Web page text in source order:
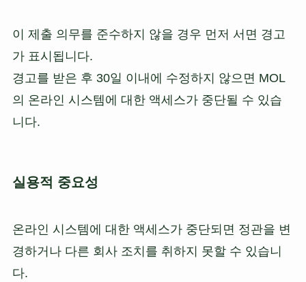
이 제출 의무를 준수하지 않을 경우 먼저 서면 경고
가 표시됩니다.
경고를 받은 후 30일 이내에 수정하지 않으면 MOL
의 온라인 시스템에 대한 액세스가 중단될 수 있습
니다.
실용적 중요성
온라인 시스템에 대한 액세스가 중단되면 정관을 변
경하거나 다른 회사 조치를 취하지 못할 수 있습니
다.